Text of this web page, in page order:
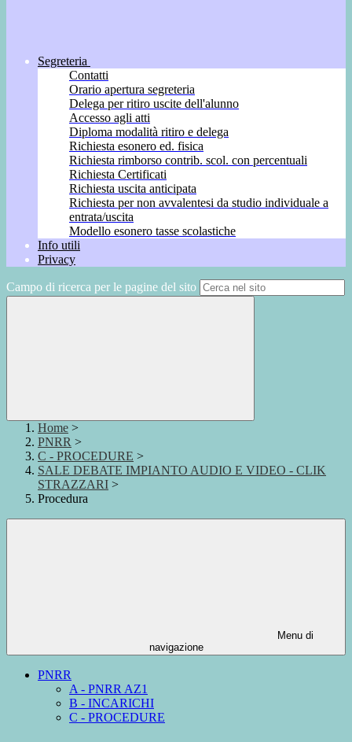
Segreteria
Contatti
Orario apertura segreteria
Delega per ritiro uscite dell'alunno
Accesso agli atti
Diploma modalità ritiro e delega
Richiesta esonero ed. fisica
Richiesta rimborso contrib. scol. con percentuali
Richiesta Certificati
Richiesta uscita anticipata
Richiesta per non avvalentesi da studio individuale a
entrata/uscita
Modello esonero tasse scolastiche
Info utili
Privacy
Campo di ricerca per le pagine del sito
Home >
PNRR >
C - PROCEDURE >
SALE DEBATE IMPIANTO AUDIO E VIDEO - CLIK
STRAZZARI >
Procedura
Menu di
navigazione
PNRR
A - PNRR AZ1
B - INCARICHI
C - PROCEDURE